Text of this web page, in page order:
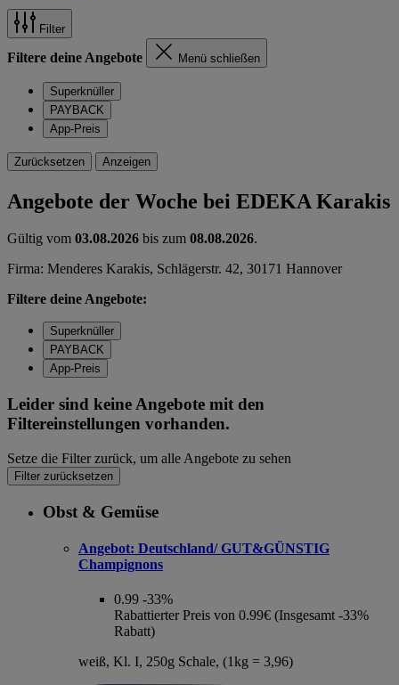
Filter
Filtere deine Angebote Menü schließen
Superknüller
PAYBACK
App-Preis
Zurücksetzen Anzeigen
Angebote der Woche bei EDEKA Karakis
Gültig vom 03.08.2026 bis zum 08.08.2026.
Firma: Menderes Karakis, Schlägerstr. 42, 30171 Hannover
Filtere deine Angebote:
Superknüller
PAYBACK
App-Preis
Leider sind keine Angebote mit den
Filtereinstellungen vorhanden.
Setze die Filter zurück, um alle Angebote zu sehen
Filter zurücksetzen
Obst & Gemüse
Angebot: Deutschland/ GUT&GÜNSTIG
Champignons
0.99 -33%
Rabattierter Preis von 0.99€ (Insgesamt -33%
Rabatt)
weiß, Kl. I, 250g Schale, (1kg = 3,96)